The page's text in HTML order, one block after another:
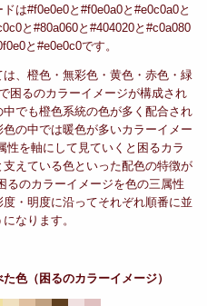
は#f0e0e0と#f0e0a0と#e0c0a0と
と#80a060と#404020と#c0a080
と#e0e0c0です。
、橙色・無彩色・黄色・赤色・緑
困るのカラーイメージが構成され
でも橙色系統の色が多く配合され
の中では暖色が多いカラーイメー
性を軸にして見ていくと困るカラ
支えている色といった配色の特徴が
るのカラーイメージを色の三属性
・明度に沿ってそれぞれ順番に並
なります。
た色（困るのカラーイメージ）